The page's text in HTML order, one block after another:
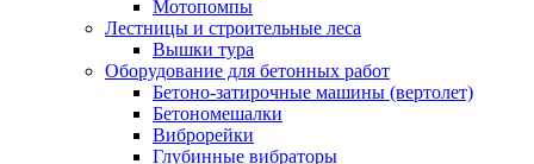
Мотопомпы
Лестницы и строительные леса
Вышки тура
Оборудование для бетонных работ
Бетоно-затирочные машины (вертолет)
Бетономешалки
Виброрейки
Глубинные вибраторы